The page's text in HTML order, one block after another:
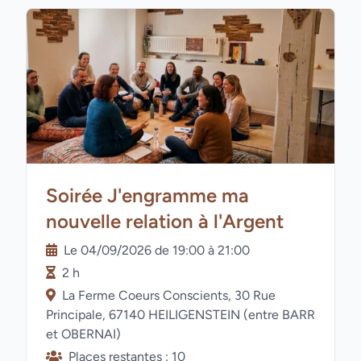
Soirée J'engramme ma
nouvelle relation à l'Argent
Le 04/09/2026 de 19:00 à 21:00
2 h
La Ferme Coeurs Conscients, 30 Rue
Principale, 67140 HEILIGENSTEIN (entre BARR
et OBERNAI)
Places restantes : 10